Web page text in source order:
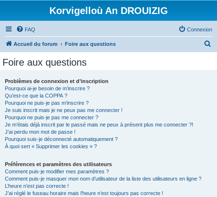
Korvigelloù An DROUIZIG
FAQ Connexion
Accueil du forum Foire aux questions
Foire aux questions
Problèmes de connexion et d’inscription
Pourquoi ai-je besoin de m’inscrire ?
Qu’est-ce que la COPPA ?
Pourquoi ne puis-je pas m’inscrire ?
Je suis inscrit mais je ne peux pas me connecter !
Pourquoi ne puis-je pas me connecter ?
Je m’étais déjà inscrit par le passé mais ne peux à présent plus me connecter ?!
J’ai perdu mon mot de passe !
Pourquoi suis-je déconnecté automatiquement ?
À quoi sert « Supprimer les cookies » ?
Préférences et paramètres des utilisateurs
Comment puis-je modifier mes paramètres ?
Comment puis-je masquer mon nom d’utilisateur de la liste des utilisateurs en ligne ?
L’heure n’est pas correcte !
J’ai réglé le fuseau horaire mais l’heure n’est toujours pas correcte !